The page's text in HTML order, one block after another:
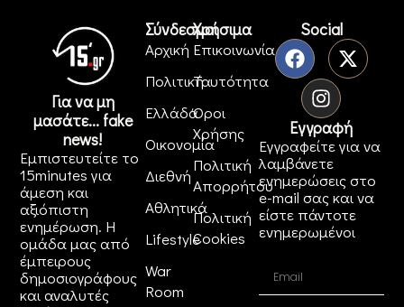
Για να μη
μασάτε... fake
news!
Εμπιστευτείτε το
15minutes για
άμεση και
αξιόπιστη
ενημέρωση. Η
ομάδα μας από
έμπειρους
δημοσιογράφους
και αναλυτές
Σύνδεσμοι
Αρχική
Πολιτική
Ελλάδα
Οικονομία
Διεθνή
Αθλητικά
Lifestyle
War
Room
Χρήσιμα
Επικοινωνία
Ταυτότητα
Όροι
Χρήσης
Πολιτική
Απορρήτου
Πολιτική
Cookies
Social
Εγγραφή
Εγγραφείτε για να
λαμβάνετε
ενημερώσεις στο
e-mail σας και να
είστε πάντοτε
ενημερωμένοι